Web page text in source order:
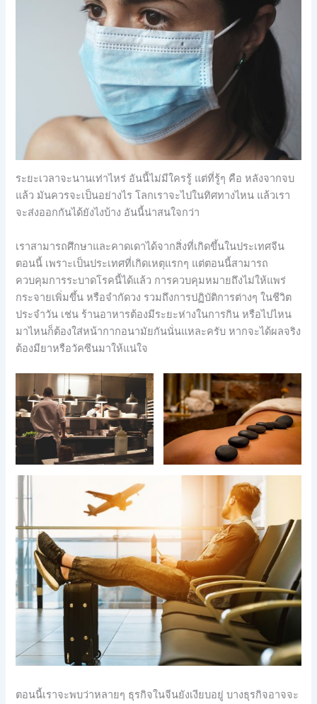
ระยะเวลาจะนานเท่าไหร่ อันนี้ไม่มีใครรู้ แต่ที่รู้ๆ คือ หลังจากจบ
แล้ว มันควรจะเป็นอย่างไร โลกเราจะไปในทิศทางไหน แล้วเรา
จะส่งออกกันได้ยังไงบ้าง อันนี้น่าสนใจกว่า
เราสามารถศึกษาและคาดเดาได้จากสิ่งที่เกิดขึ้นในประเทศจีน
ตอนนี้ เพราะเป็นประเทศที่เกิดเหตุแรกๆ แต่ตอนนี้สามารถ
ควบคุมการระบาดโรคนี้ได้แล้ว การควบคุมหมายถึงไม่ให้แพร่
กระจายเพิ่มขึ้น หรือจำกัดวง รวมถึงการปฏิบัติการต่างๆ ในชีวิต
ประจำวัน เช่น ร้านอาหารต้องมีระยะห่างในการกิน หรือไปไหน
มาไหนก็ต้องใส่หน้ากากอนามัยกันนั่นแหละครับ หากจะได้ผลจริง
ต้องมียาหรือวัคซีนมาให้แน่ใจ
ตอนนี้เราจะพบว่าหลายๆ ธุรกิจในจีนยังเงียบอยู่ บางธุรกิจอาจจะ